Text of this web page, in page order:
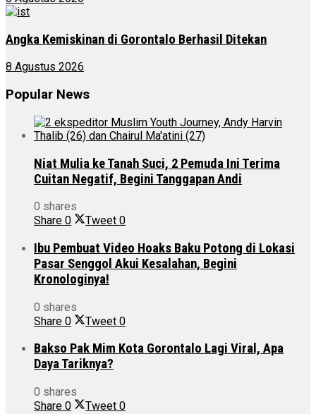
Angka Kemiskinan di Gorontalo Berhasil Ditekan
8 Agustus 2026
Popular News
Niat Mulia ke Tanah Suci, 2 Pemuda Ini Terima
Cuitan Negatif, Begini Tanggapan Andi
0 shares
Share 0 Tweet 0
Ibu Pembuat Video Hoaks Baku Potong di Lokasi
Pasar Senggol Akui Kesalahan, Begini
Kronologinya!
0 shares
Share 0 Tweet 0
Bakso Pak Mim Kota Gorontalo Lagi Viral, Apa
Daya Tariknya?
0 shares
Share 0 Tweet 0